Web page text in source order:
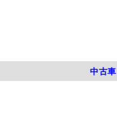
中古車